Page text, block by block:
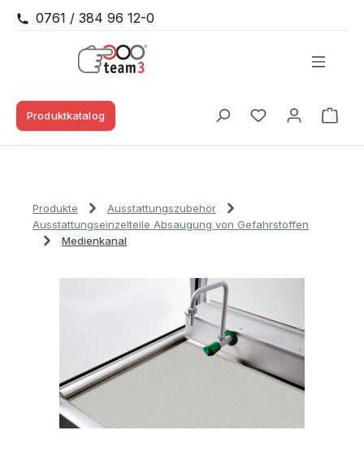
Zum Hauptinhalt springen
0761 / 384 96 12-0
Produktkatalog
Du hast 0
Produkte
Ausstattungszubehör
Ausstattungseinzelteile Absaugung von Gefahrstoffen
Medienkanal